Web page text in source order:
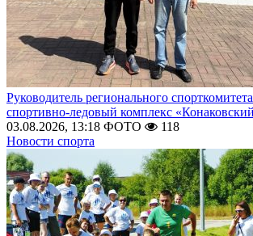
Руководитель регионального
спортивно-ледовый комплекс
03.08.2026, 13:18 ФОТО
118
Новости спорта